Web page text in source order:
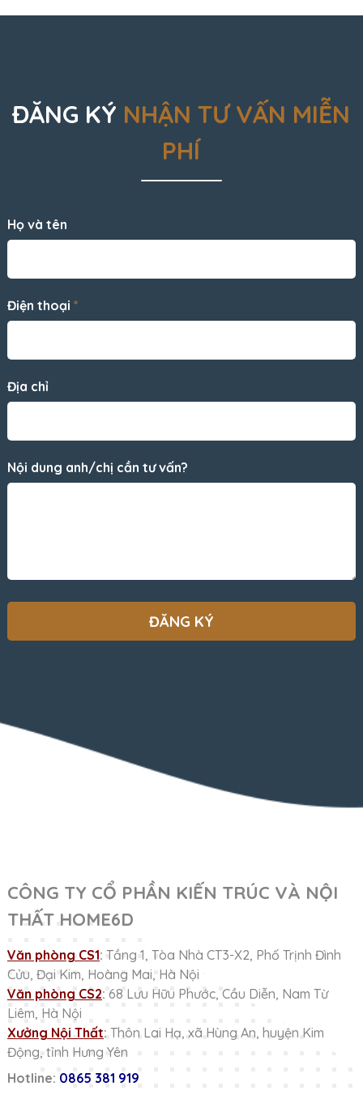
ĐĂNG KÝ NHẬN TƯ VẤN MIỄN
PHÍ
Họ và tên
Điện thoại *
Địa chỉ
Nội dung anh/chị cần tư vấn?
CÔNG TY CỔ PHẦN KIẾN TRÚC VÀ NỘI
THẤT HOME6D
Văn phòng CS1: Tầng 1, Tòa Nhà CT3-X2, Phố Trịnh Đình
Cửu, Đại Kim, Hoàng Mai, Hà Nội
Văn phòng CS2: 68 Lưu Hữu Phước, Cầu Diễn, Nam Từ
Liêm, Hà Nội
Xưởng Nội Thất: Thôn Lai Hạ, xã Hùng An, huyện Kim
Động, tỉnh Hưng Yên
Hotline: 0865 381 919